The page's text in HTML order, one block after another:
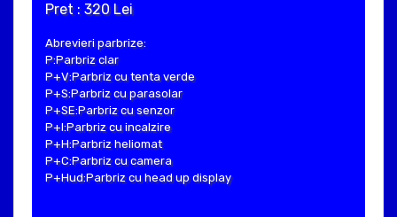
Pret : 320 Lei
Abrevieri parbrize:
P:Parbriz clar
P+V:Parbriz cu tenta verde
P+S:Parbriz cu parasolar
P+SE:Parbriz cu senzor
P+I:Parbriz cu incalzire
P+H:Parbriz heliomat
P+C:Parbriz cu camera
P+Hud:Parbriz cu head up display